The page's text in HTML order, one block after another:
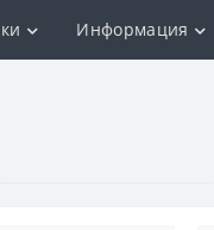
Информация